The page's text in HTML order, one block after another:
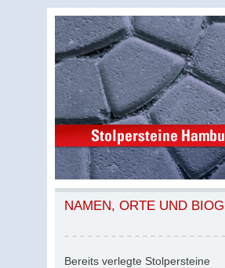
NAMEN, ORTE UND
Bereits verlegte Stolpersteine